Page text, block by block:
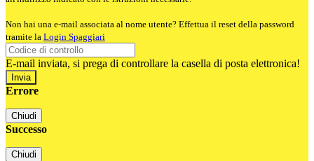
Non hai una e-mail associata al nome utente? Effettua il reset della password
tramite la Login Spaggiari
E-mail inviata, si prega di controllare la casella di posta elettronica!
Errore
Chiudi
Successo
Chiudi